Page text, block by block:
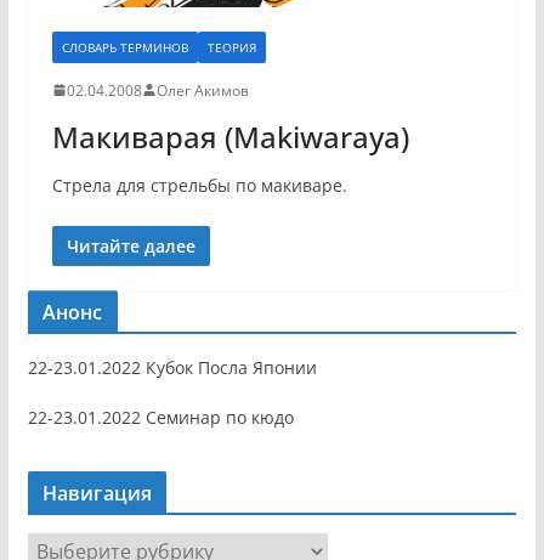
СЛОВАРЬ ТЕРМИНОВ ТЕОРИЯ
02.04.2008 Олег Акимов
Макиварая (Makiwaraya)
Стрела для стрельбы по макиваре.
Читайте далее
Анонс
22-23.01.2022 Кубок Посла Японии
22-23.01.2022 Семинар по кюдо
Навигация
Н